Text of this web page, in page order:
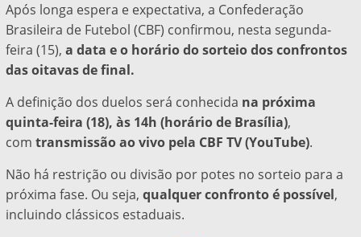
Após longa espera e expectativa, a Confederação
Brasileira de Futebol (CBF) confirmou, nesta segunda-
feira (15), a data e o horário do sorteio dos confrontos
das oitavas de final.
A definição dos duelos será conhecida na próxima
quinta-feira (18), às 14h (horário de Brasília),
com transmissão ao vivo pela CBF TV (YouTube).
Não há restrição ou divisão por potes no sorteio para a
próxima fase. Ou seja, qualquer confronto é possível,
incluindo clássicos estaduais.